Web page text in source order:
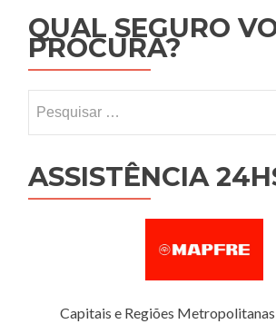
QUAL SEGURO
PROCURA?
ASSISTÊNCIA
Capitais e Regiões